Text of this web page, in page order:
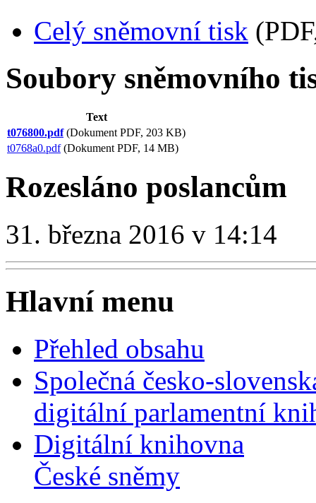
Celý sněmovní tisk
Soubory sněmovního
Text
t076800.pdf(Dokument PDF, 203 KB)
t0768a0.pdf(Dokument PDF, 14 MB)
Rozesláno poslancům
31. března 2016 v 14:14
Hlavní menu
Přehled obsahu
Společná česko-
digitální parlamentní
Digitální knihovna
České sněmy